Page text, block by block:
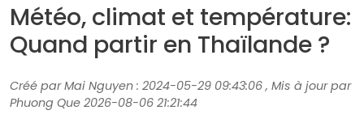
Météo, climat et température:
Quand partir en Thaïlande ?
Créé par Mai Nguyen : 2024-05-29 09:43:06 , Mis à jour par
Phuong Que 2026-08-06 21:21:44